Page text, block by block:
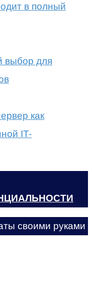
в полный
выбор для
как
IT-
своими руками